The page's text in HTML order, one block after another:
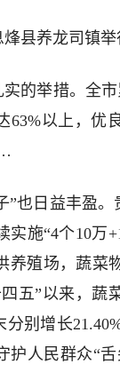
县养龙司镇举
的举措。全市
以上，优
”也日益丰盈
施“4个10万
养殖场，蔬菜
五”以来，蔬
别增长21.40%
护人民群众“